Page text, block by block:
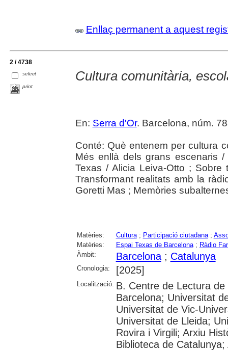
Enllaç permanent a aquest
2 / 4738
select
print
Cultura comunitària,
En: Serra d'Or. Barcelona, núm.
Conté: Què entenem per cultura
Més enllà dels grans escenaris
Texas / Alicia Leiva-Otto ; Sobre
Transformant realitats amb la
Goretti Mas ; Memòries
Matèries: Cultura; Participació ciutadana;
Matèries:
Espai Texas de Barcelona; Ràdio
Àmbit:
Barcelona; Catalunya
Cronologia: [2025]
Localització: B. Centre de Lectura
Barcelona; Universitat
Universitat de Vic-
Universitat de Lleida;
Rovira i Virgili; Arxiu
Biblioteca de